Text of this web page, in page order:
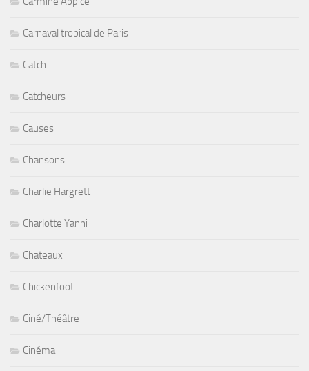
Carnaval tropical de Paris
Catch
Catcheurs
Causes
Chansons
Charlie Hargrett
Charlotte Yanni
Chateaux
Chickenfoot
Ciné/Théâtre
Cinéma